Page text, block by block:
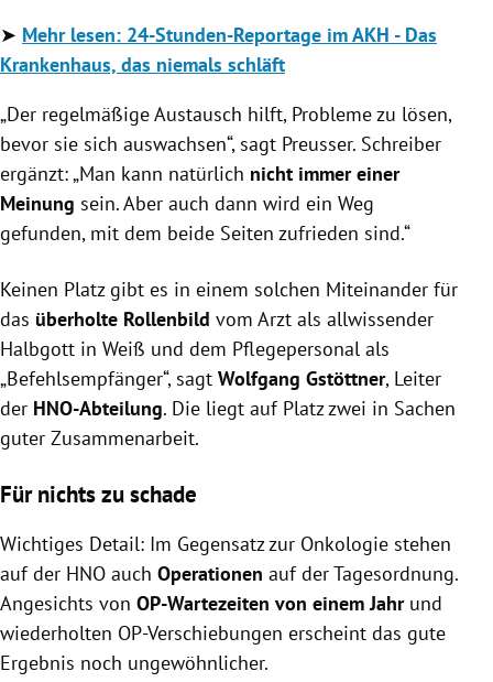
➤ Mehr lesen: 24-Stunden-Reportage im AKH - Das
Krankenhaus, das niemals schläft
„Der regelmäßige Austausch hilft, Probleme zu lösen,
bevor sie sich auswachsen“, sagt Preusser. Schreiber
ergänzt: „Man kann natürlich nicht immer einer
Meinung sein. Aber auch dann wird ein Weg
gefunden, mit dem beide Seiten zufrieden sind.“
Keinen Platz gibt es in einem solchen Miteinander für
das überholte Rollenbild vom Arzt als allwissender
Halbgott in Weiß und dem Pflegepersonal als
„Befehlsempfänger“, sagt Wolfgang Gstöttner, Leiter
der HNO-Abteilung. Die liegt auf Platz zwei in Sachen
guter Zusammenarbeit.
Für nichts zu schade
Wichtiges Detail: Im Gegensatz zur Onkologie stehen
auf der HNO auch Operationen auf der Tagesordnung.
Angesichts von OP-Wartezeiten von einem Jahrund
wiederholten OP-Verschiebungen erscheint das gute
Ergebnis noch ungewöhnlicher.